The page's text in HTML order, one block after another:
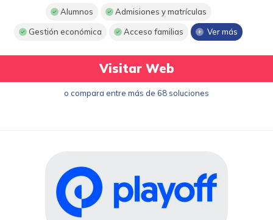
Alumnos Admisiones y matrículas
Gestión económica Acceso familias Ver más
Visitar Web
o compara entre más de 68 soluciones